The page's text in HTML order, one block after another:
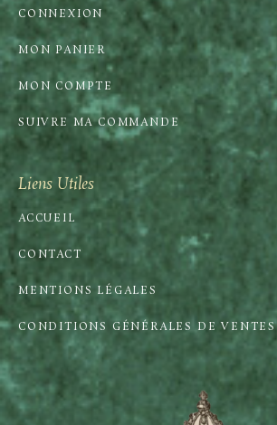
CONNEXION
MON PANIER
MON COMPTE
SUIVRE MA COMMANDE
Liens Utiles
ACCUEIL
CONTACT
MENTIONS LÉGALES
CONDITIONS GÉNÉRALES DE VENTES